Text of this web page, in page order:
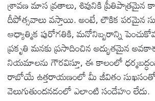
శ్రావణ మాస వ్రతాలు, శివునికి ప్రీతిపాత్రమైన
దీపోత్సవాలు వస్తాయి. అంటే, లౌకిక పరమైన
ఆధ్యాత్మిక పురోగతికి, మనోనిబ్బరాన్ని
ప్రకృతి మనకు ప్రసాదించిన అద్భుతమైన
నియమాలను గౌరవిస్తూ, ఈ కాలంలో
రాబోయే ఉత్తరాయణంలో మీ జీవితం
వెలుగుతుందనడంలో ఎలాంటి సందేహం లేదు.